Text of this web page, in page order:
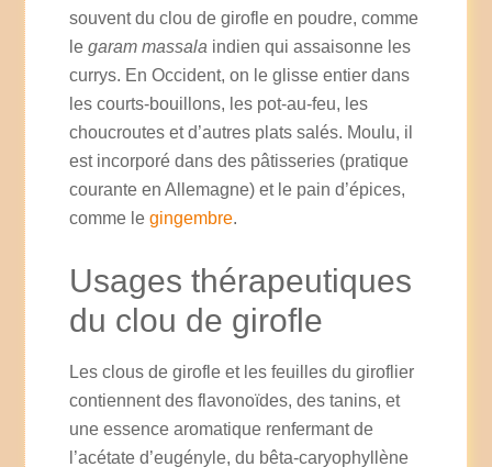
souvent du clou de girofle en poudre, comme
legaram massala indien qui assaisonne les
currys. En Occident, on le glisse entier dans
les courts-bouillons, les pot-au-feu, les
choucroutes et d’autres plats salés. Moulu, il
est incorporé dans des pâtisseries (pratique
courante en Allemagne) et le pain d’épices,
comme legingembre.
Usages thérapeutiques
du clou de girofle
Les clous de girofle et les feuilles du giroflier
contiennent des flavonoïdes, des tanins, et
une essence aromatique renfermant de
l’acétate d’eugényle, du bêta-caryophyllène